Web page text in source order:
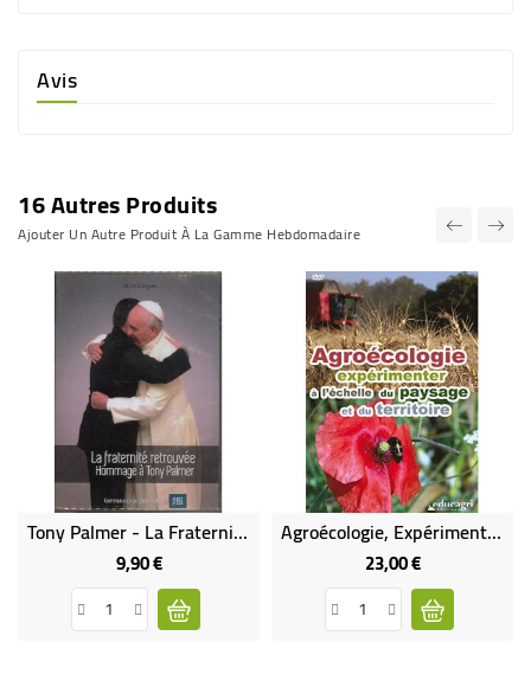
Avis
16 Autres Produits
Ajouter Un Autre Produit À La Gamme Hebdomadaire
Tony Palmer - La Fraternité Retrouvée
9,90 €Prix
Agroécologie, Expérimenter À L'échelle Du Paysage Et Du Territoire
23,00 €Prix